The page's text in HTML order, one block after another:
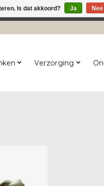
Verzorging
Is dat akkoord? Ja Nee
geplaatste orders